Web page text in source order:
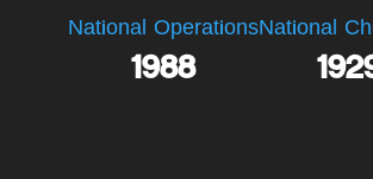
National Operations
1988
National